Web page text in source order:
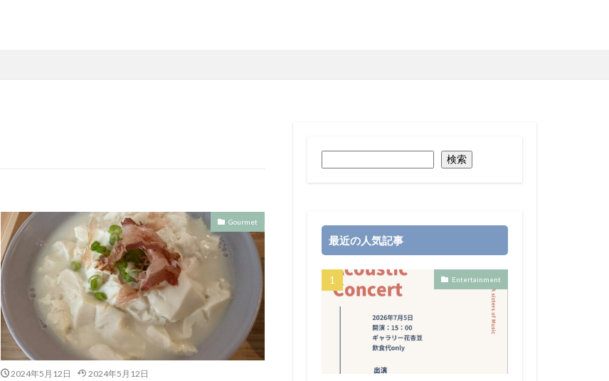
Gourmet
2024年5月12日 2024年5月12日
検索
最近の人気記事
Entertainment